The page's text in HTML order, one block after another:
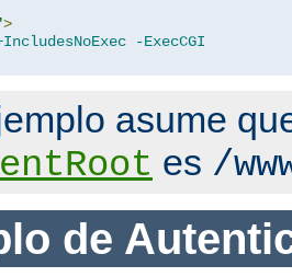
>
-ExecCGI
asume
es /
de